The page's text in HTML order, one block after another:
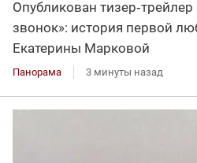
Опубликован
звонок»: история первой
Екатерины Марковой
Панорама 3 минуты назад